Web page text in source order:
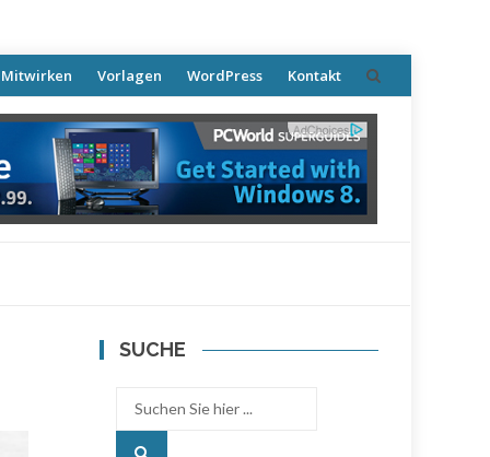
Mitwirken Vorlagen WordPress Kontakt
SUCHE